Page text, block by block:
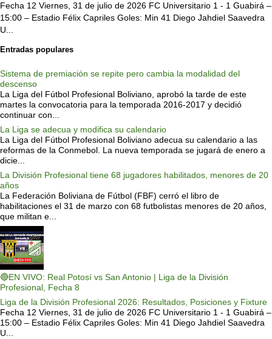
Fecha 12 Viernes, 31 de julio de 2026 FC Universitario 1 - 1 Guabirá –
15:00 – Estadio Félix Capriles Goles: Min 41 Diego Jahdiel Saavedra
U...
Entradas populares
Sistema de premiación se repite pero cambia la modalidad del
descenso
La Liga del Fútbol Profesional Boliviano, aprobó la tarde de este
martes la convocatoria para la temporada 2016-2017 y decidió
continuar con...
La Liga se adecua y modifica su calendario
La Liga del Fútbol Profesional Boliviano adecua su calendario a las
reformas de la Conmebol. La nueva temporada se jugará de enero a
dicie...
La División Profesional tiene 68 jugadores habilitados, menores de 20
años
La Federación Boliviana de Fútbol (FBF) cerró el libro de
habilitaciones el 31 de marzo con 68 futbolistas menores de 20 años,
que militan e...
🔴EN VIVO: Real Potosí vs San Antonio | Liga de la División
Profesional, Fecha 8
Liga de la División Profesional 2026: Resultados, Posiciones y Fixture
Fecha 12 Viernes, 31 de julio de 2026 FC Universitario 1 - 1 Guabirá –
15:00 – Estadio Félix Capriles Goles: Min 41 Diego Jahdiel Saavedra
U...